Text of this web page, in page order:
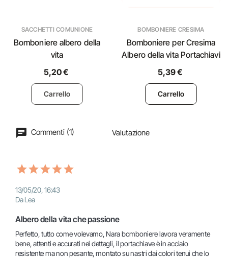
SACCHETTI COMUNIONE
Bomboniere albero della
vita
5,20 €
Carrello
BOMBONIERE CRESIMA
Bomboniere per Cresima
Albero della vita Portachiavi
5,39 €
Carrello
Commenti (1) Valutazione
13/05/20, 16:43
Da Lea
Albero della vita che passione
Perfetto, tutto come volevamo, Nara bomboniere lavora veramente
bene, attenti e accurati nei dettagli, il portachiave è in acciaio
resistente ma non pesante, montato su nastri dai colori tenui che lo